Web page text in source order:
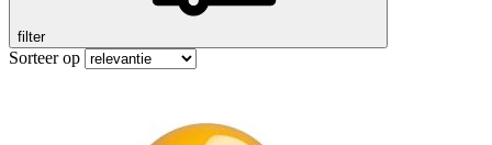
filter
Sorteer op